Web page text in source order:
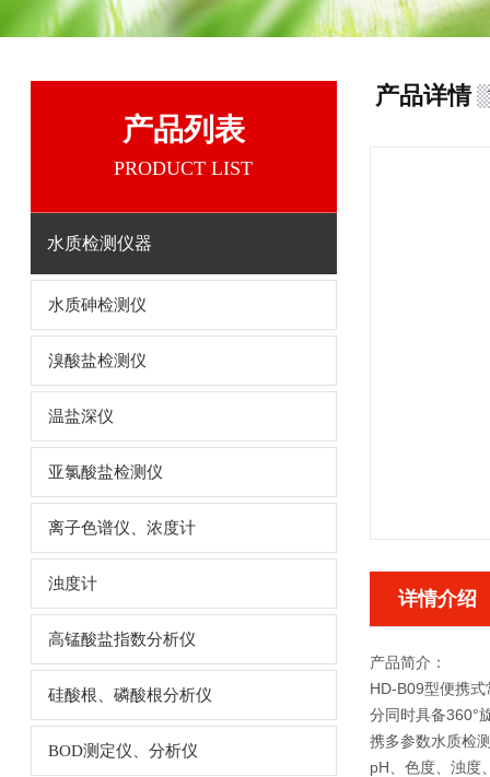
产品列表
PRODUCT LIST
水质检测仪器
水质砷检测仪
溴酸盐检测仪
温盐深仪
亚氯酸盐检测仪
离子色谱仪、浓度计
浊度计
高锰酸盐指数分析仪
硅酸根、磷酸根分析仪
BOD测定仪、分析仪
产品详情
详情介绍
产品简介：
HD-B09型便携式
分同时具备360°
携多参数水质检
pH、色度、浊度